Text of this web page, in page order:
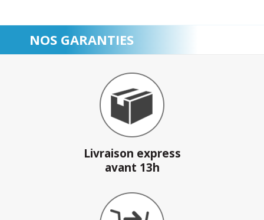
NOS GARANTIES
Livraison express
avant 13h